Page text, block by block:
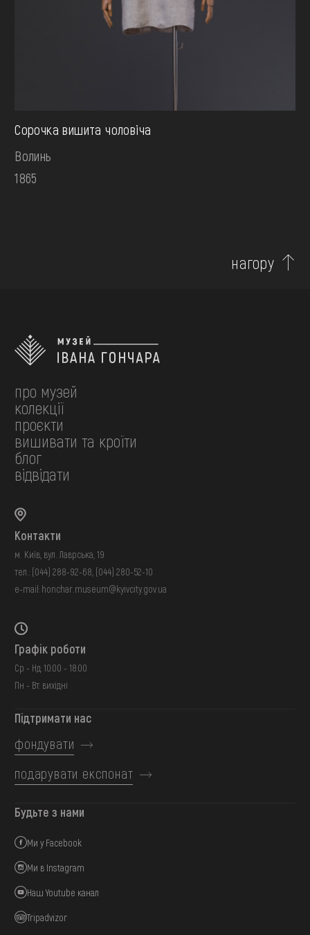
Сорочка вишита чоловіча
Волинь
1865
нагору
про музей
колекції
проєкти
вишивати та кроїти
блог
відвідати
Контакти
м. Київ, вул. Лаврська, 19
тел.: (044) 288-92-68 (044) 280-52-10
e-mail: honchar.museum@kyivcity.gov.ua
Графік роботи
Ср - Нд: 10:00 - 18:00
Пн - Вт: вихідні
Підтримати нас
фондувати
подарувати експонат
Будьте з нами
Ми у Facebook
Ми в Instagram
Наш Youtube канал
Tripadvizor